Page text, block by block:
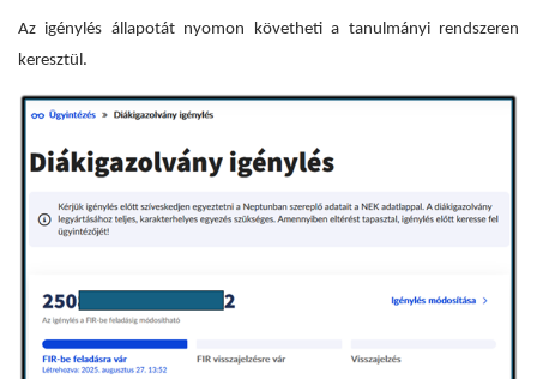
Az igénylés állapotát nyomon követheti a tanulmányi rendszeren
keresztül.